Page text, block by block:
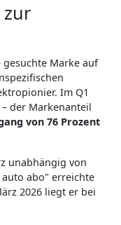
zur
Marke auf
Im Q1
der Markenanteil
von 76 Prozent
unabhängig von
abo" erreichte
2026 liegt er bei